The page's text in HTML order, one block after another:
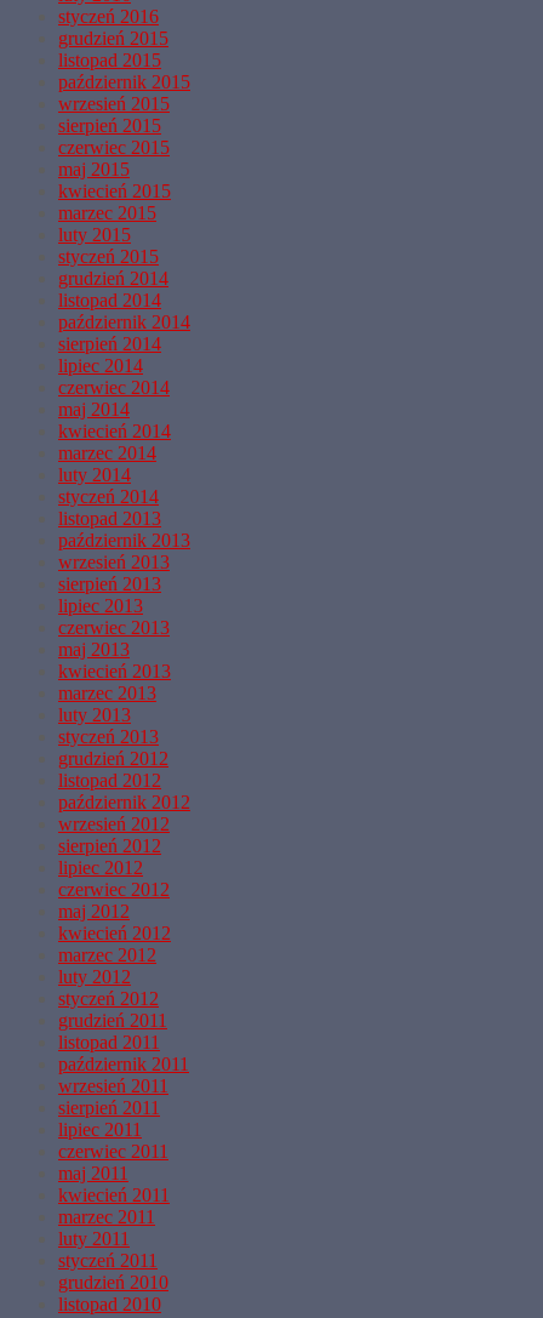
styczeń 2016
grudzień 2015
listopad 2015
październik 2015
wrzesień 2015
sierpień 2015
czerwiec 2015
maj 2015
kwiecień 2015
marzec 2015
luty 2015
styczeń 2015
grudzień 2014
listopad 2014
październik 2014
sierpień 2014
lipiec 2014
czerwiec 2014
maj 2014
kwiecień 2014
marzec 2014
luty 2014
styczeń 2014
listopad 2013
październik 2013
wrzesień 2013
sierpień 2013
lipiec 2013
czerwiec 2013
maj 2013
kwiecień 2013
marzec 2013
luty 2013
styczeń 2013
grudzień 2012
listopad 2012
październik 2012
wrzesień 2012
sierpień 2012
lipiec 2012
czerwiec 2012
maj 2012
kwiecień 2012
marzec 2012
luty 2012
styczeń 2012
grudzień 2011
listopad 2011
październik 2011
wrzesień 2011
sierpień 2011
lipiec 2011
czerwiec 2011
maj 2011
kwiecień 2011
marzec 2011
luty 2011
styczeń 2011
grudzień 2010
listopad 2010